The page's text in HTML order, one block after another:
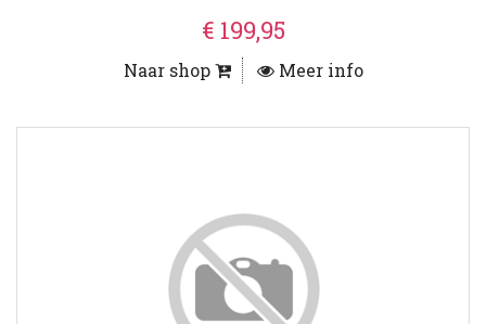
€ 199,95
Naar shop Meer info